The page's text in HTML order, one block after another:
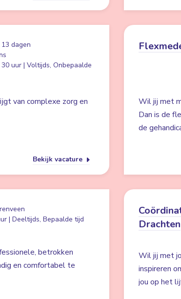
dagen
uur | Voltijds, Onbepaalde
van complexe zorg en
Bekijk vacature
Wil jij met
Dan is de
de
| Deeltijds, Bepaalde tijd
betrokken
en comfortabel te
Drachten
Wil jij met
inspireren
jou op het